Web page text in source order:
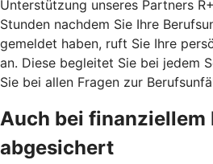
Unterstützung unseres Partners
Stunden nachdem Sie Ihre
gemeldet haben, ruft Sie Ihre
an. Diese begleitet Sie bei jedem
Sie bei allen Fragen zur
Auch bei finanziellem
abgesichert